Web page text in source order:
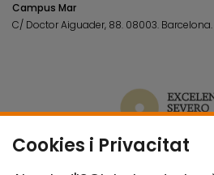
Cookies i Privacitat
Campus Mar
C/ Doctor Aiguader, 88. 08003. Barcelona.